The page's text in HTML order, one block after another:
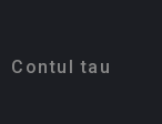
Contul tau